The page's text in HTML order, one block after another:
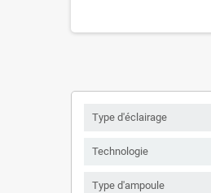
Type d'éclairage
Technologie
Type d'ampoule